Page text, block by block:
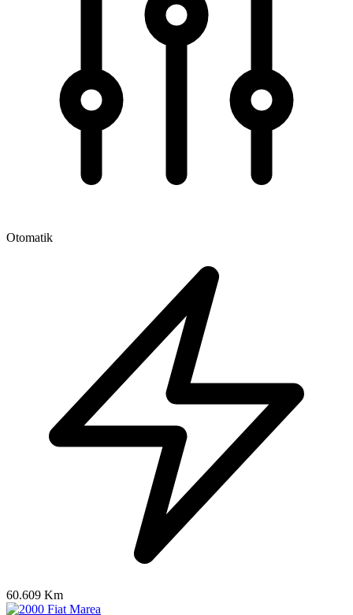
Otomatik
60.609 Km